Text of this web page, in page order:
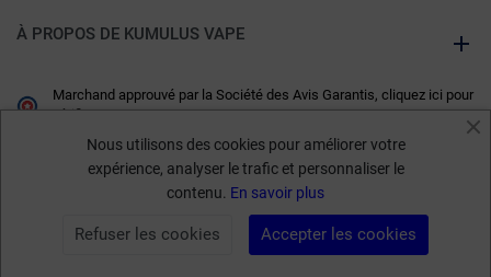
À PROPOS DE KUMULUS VAPE
Marchand approuvé par la Société des Avis Garantis, cliquez ici pour
vérifier.
Nous utilisons des cookies pour améliorer votre
expérience, analyser le trafic et personnaliser le
contenu. En savoir plus
Accepter les cookies
Refuser les cookies